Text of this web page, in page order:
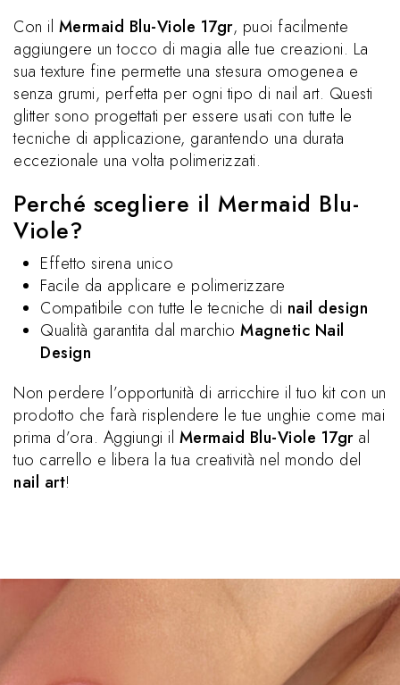
Con il Mermaid Blu-Viole 17gr, puoi facilmente
aggiungere un tocco di magia alle tue creazioni. La
sua texture fine permette una stesura omogenea e
senza grumi, perfetta per ogni tipo di nail art. Questi
glitter sono progettati per essere usati con tutte le
tecniche di applicazione, garantendo una durata
eccezionale una volta polimerizzati.
Perché scegliere il Mermaid Blu-
Viole?
Effetto sirena unico
Facile da applicare e polimerizzare
Compatibile con tutte le tecniche di nail design
Qualità garantita dal marchio Magnetic Nail
Design
Non perdere l’opportunità di arricchire il tuo kit con un
prodotto che farà risplendere le tue unghie come mai
prima d’ora. Aggiungi il Mermaid Blu-Viole 17gral
tuo carrello e libera la tua creatività nel mondo del
nail art!